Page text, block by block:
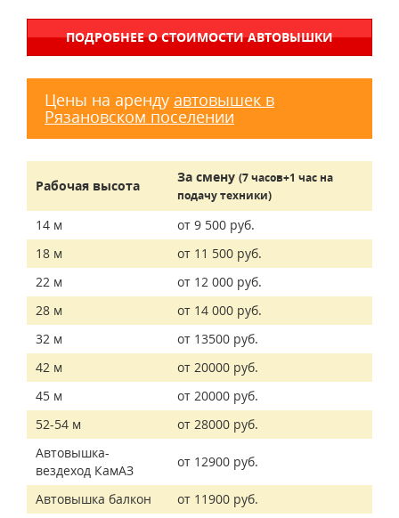
ПОДРОБНЕЕ О СТОИМОСТИ АВТОВЫШКИ
Цены на аренду автовышек в
Рязановском поселении
Рабочая высота
За смену (7 часов+1 час на
подачу техники)
14 м
от 9 500 руб.
18 м
от 11 500 руб.
22 м
от 12 000 руб.
28 м
от 14 000 руб.
32 м
от 13500 руб.
42 м
от 20000 руб.
45 м
от 20000 руб.
52-54 м
от 28000 руб.
Автовышка-
вездеход КамАЗ
от 12900 руб.
Автовышка балкон
от 11900 руб.